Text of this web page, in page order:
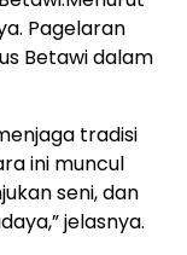
Pagelaran
Betawi dalam
tradisi
ini muncul
seni, dan
jelasnya.